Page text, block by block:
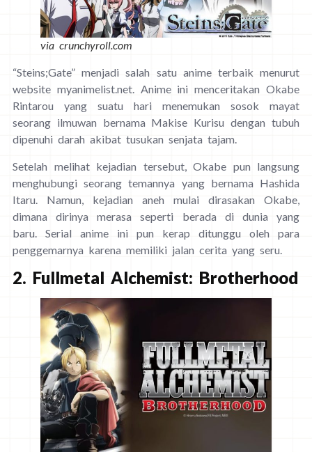
via crunchyroll.com
“Steins;Gate” menjadi salah satu anime terbaik menurut
website myanimelist.net. Anime ini menceritakan Okabe
Rintarou yang suatu hari menemukan sosok mayat
seorang ilmuwan bernama Makise Kurisu dengan tubuh
dipenuhi darah akibat tusukan senjata tajam.
Setelah melihat kejadian tersebut, Okabe pun langsung
menghubungi seorang temannya yang bernama Hashida
Itaru. Namun, kejadian aneh mulai dirasakan Okabe,
dimana dirinya merasa seperti berada di dunia yang
baru. Serial anime ini pun kerap ditunggu oleh para
penggemarnya karena memiliki jalan cerita yang seru.
2. Fullmetal Alchemist: Brotherhood